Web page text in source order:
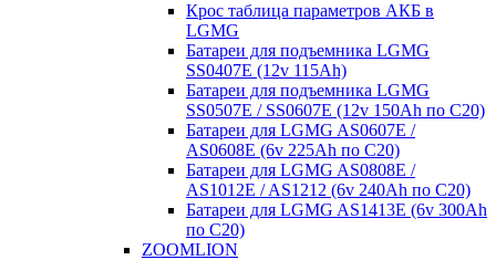
Крос таблица параметров АКБ в
LGMG
Батареи для подъемника LGMG
SS0407E (12v 115Ah)
Батареи для подъемника LGMG
SS0507E / SS0607E (12v 150Ah по С20)
Батареи для LGMG AS0607E /
AS0608E (6v 225Ah по С20)
Батареи для LGMG AS0808E /
AS1012E / AS1212 (6v 240Ah по С20)
Батареи для LGMG AS1413E (6v 300Ah
по С20)
ZOOMLION